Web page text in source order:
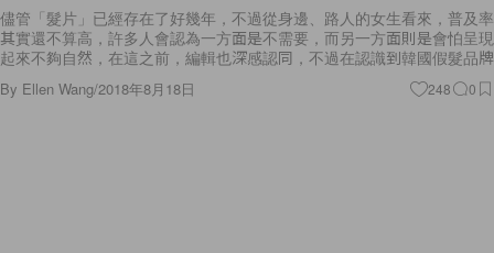
儘管「髮片」已經存在了好幾年，不過從身邊、路人的女生看來，普及率
其實還不算高，許多人會認為一方面是不需要，而另一方面則是會怕呈現
起來不夠自然，在這之前，編輯也深感認同，不過在認識到韓國假髮品牌
By Ellen Wang/2018年8月18日 248 0